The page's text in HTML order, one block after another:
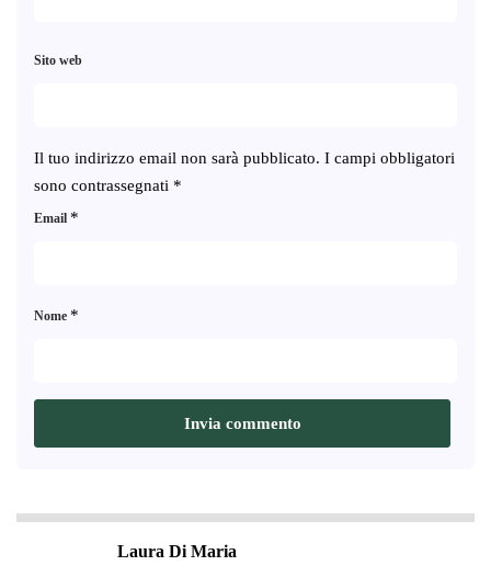
Il tuo indirizzo email non sarà pubblicato. I campi obbligatori
sono contrassegnati *
Nome *
Email *
Sito web
Laura Di Maria